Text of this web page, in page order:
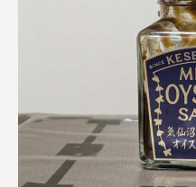
クジラ
クラゲ
クロスジギンポ ク
クロツラヘラサギ